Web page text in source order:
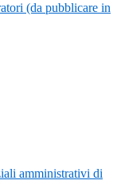
(da pubblicare in
amministrativi di